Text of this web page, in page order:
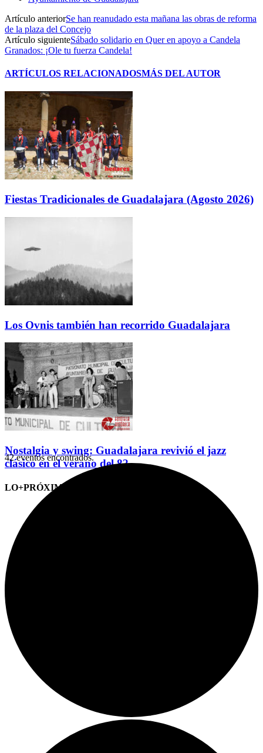
Artículo anteriorSe han reanudado esta mañana las obras de reforma
de la plaza del Concejo
Artículo siguienteSábado solidario en Quer en apoyo a Candela
Granados: ¡Ole tu fuerza Candela!
ARTÍCULOS RELACIONADOSMÁS DEL AUTOR
Fiestas Tradicionales de Guadalajara (Agosto 2026)
Los Ovnis también han recorrido Guadalajara
Nostalgia y swing: Guadalajara revivió el jazz
clásico en el verano del 82
LO+PRÓXIMO (CITAS)
42 eventos encontrados.